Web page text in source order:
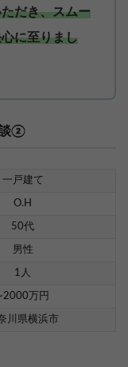
だき、スムー
に至りまし
談②
一戸建て
O.H
50代
男性
1人
万円
川県横浜市